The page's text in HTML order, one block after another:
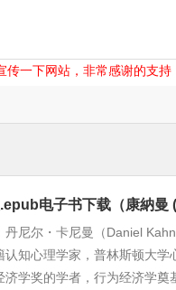
一下网站，非常感谢的支持
电子书下载（康納曼
丹尼尔・卡尼曼（Daniel
认知心理学家，普林斯顿大
济学奖的学者，行为经济学奠